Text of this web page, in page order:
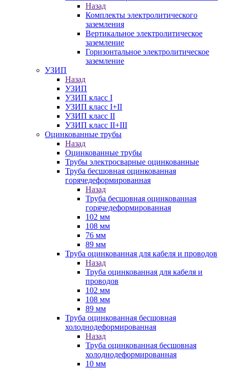
Назад
Комплекты электролитического
заземления
Вертикальное электролитическое
заземление
Горизонтальное электролитическое
заземление
УЗИП
Назад
УЗИП
УЗИП класс I
УЗИП класс I+II
УЗИП класс II
УЗИП класс II+III
Оцинкованные трубы
Назад
Оцинкованные трубы
Трубы электросварные оцинкованные
Труба бесшовная оцинкованная
горячедеформированная
Назад
Труба бесшовная оцинкованная
горячедеформированная
102 мм
108 мм
76 мм
89 мм
Труба оцинкованная для кабеля и проводов
Назад
Труба оцинкованная для кабеля и
проводов
102 мм
108 мм
89 мм
Труба оцинкованная бесшовная
холоднодеформированная
Назад
Труба оцинкованная бесшовная
холоднодеформированная
10 мм